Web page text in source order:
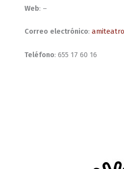
Web: –
Correo electrónico:
Teléfono: 655 17 60 16